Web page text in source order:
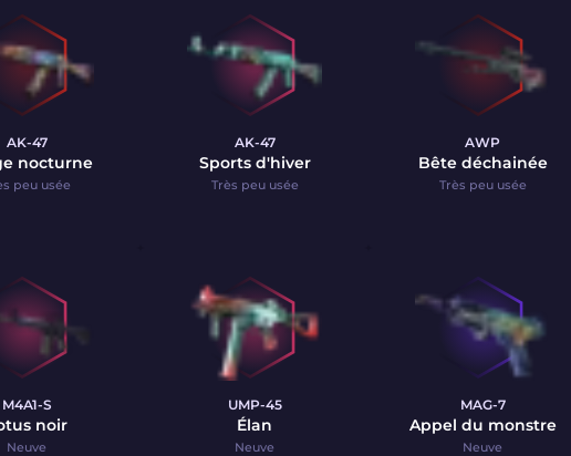
AK-47
nocturne
peu usée
AK-47
Sports d'hiver
Très peu usée
AWP
Bête déchainée
Très peu usée
M4A1-S
noir
Neuve
UMP-45
Élan
Neuve
MAG-7
Appel du monstre
Neuve